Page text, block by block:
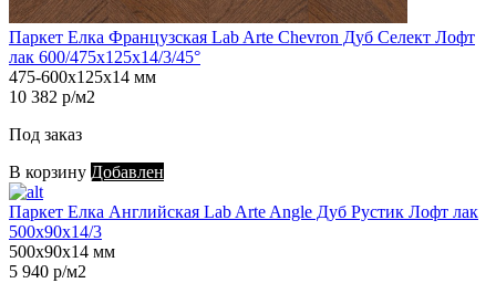
Паркет Елка Французская Lab Arte Chevron Дуб Селект Лофт
лак 600/475х125х14/3/45°
475-600х125х14 мм
10 382 р/м2
Под заказ
В корзину Добавлен
Паркет Елка Английская Lab Arte Angle Дуб Рустик Лофт лак
500х90х14/3
500х90х14 мм
5 940 р/м2